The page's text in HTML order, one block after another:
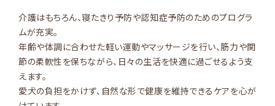
介護はもちろん、寝たきり予防や認知症予防のためのプログラ
ムが充実。
年齢や体調に合わせた軽い運動やマッサージを行い、筋力や関
節の柔軟性を保ちながら、日々の生活を快適に過ごせるよう支
えます。
愛犬の負担をかけず、自然な形で健康を維持できるケアを心が